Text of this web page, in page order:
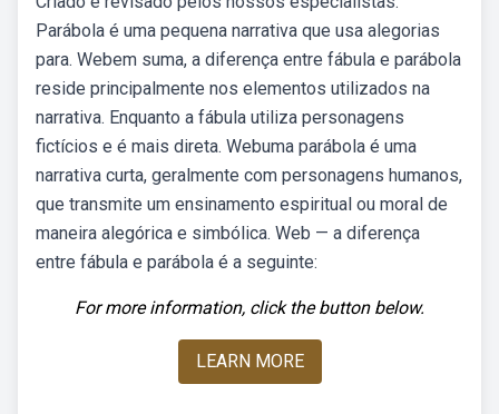
Parábola é uma pequena narrativa que usa alegorias
para. Webem suma, a diferença entre fábula e parábola
reside principalmente nos elementos utilizados na
narrativa. Enquanto a fábula utiliza personagens
fictícios e é mais direta. Webuma parábola é uma
narrativa curta, geralmente com personagens humanos,
que transmite um ensinamento espiritual ou moral de
maneira alegórica e simbólica. Web — a diferença
entre fábula e parábola é a seguinte:
For more information, click the button below.
LEARN MORE